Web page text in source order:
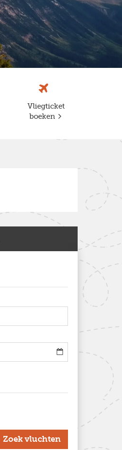
Vliegticket
boeken